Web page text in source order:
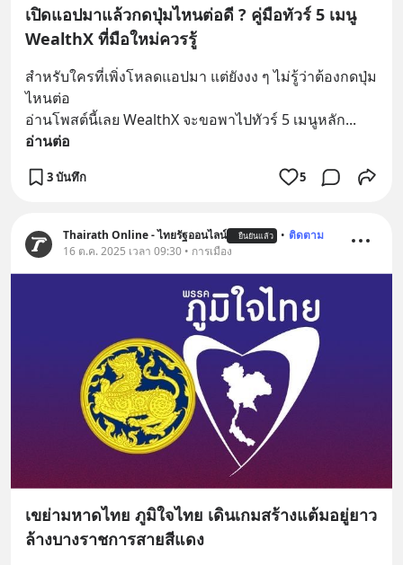
เปิดแอปมาแล้วกดปุ่มไหนต่อดี ? คู่มือทัวร์ 5 เมนู
WealthX ที่มือใหม่ควรรู้
สำหรับใครที่เพิ่งโหลดแอปมา แต่ยังงง ๆ ไม่รู้ว่าต้องกดปุ่ม
ไหนต่อ
อ่านโพสต์นี้เลย WealthX จะขอพาไปทัวร์ 5 เมนูหลัก
อ่านต่อ
3 บันทึก 5
Thairath Online - ไทยรัฐออนไลน์ ยืนยันแล้ว • ติดตาม
16 ต.ค. 2025 เวลา 09:30 • การเมือง
เขย่ามหาดไทย ภูมิใจไทย เดินเกมสร้างแต้มอยู่ยาว
ล้างบางราชการสายสีแดง